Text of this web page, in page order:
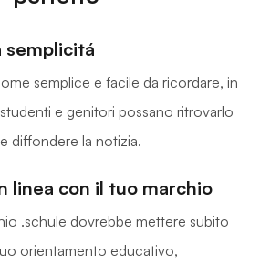
semplicitá
semplice e facile da ricordare, in
e genitori possano ritrovarlo
diffondere la notizia.
linea con il tuo marchio
.schule dovrebbe mettere subito
orientamento educativo,